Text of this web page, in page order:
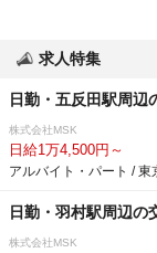
求人特集
日勤・五反田駅周辺
株式会社MSK
日給1万4,500円～
アルバイト・パート / 東
日勤・羽村駅周辺の
株式会社MSK